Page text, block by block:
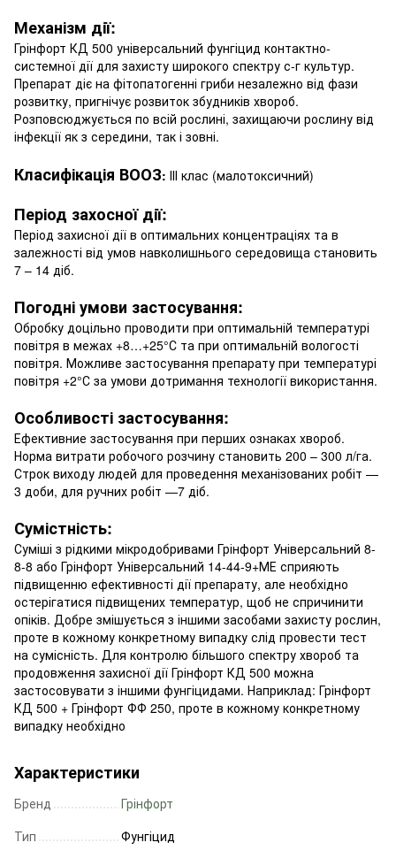
Механізм дії:
Грінфорт КД 500 універсальний фунгіцид контактно-
системної дії для захисту широкого спектру с-г культур.
Препарат діє на фітопатогенні гриби незалежно від фази
розвитку, пригнічує розвиток збудників хвороб.
Розповсюджується по всій рослині, захищаючи рослину від
інфекції як з середини, так і зовні.
Класифікація ВООЗ: ІІІ клас (малотоксичний)
Період захосної дії:
Період захисної дії в оптимальних концентраціях та в
залежності від умов навколишнього середовища становить
7 – 14 діб.
Погодні умови застосування:
Обробку доцільно проводити при оптимальній температурі
повітря в межах +8…+25°С та при оптимальній вологості
повітря. Можливе застосування препарату при температурі
повітря +2°С за умови дотримання технології використання.
Особливості застосування:
Ефективние застосування при перших ознаках хвороб.
Норма витрати робочого розчину становить 200 – 300 л/га.
Строк виходу людей для проведення механізованих робіт —
3 доби, для ручних робіт —7 діб.
Сумістність:
Суміші з рідкими мікродобривами Грінфорт Універсальний 8-
8-8 або Грінфорт Універсальний 14-44-9+МЕ сприяють
підвищенню ефективності дії препарату, але необхідно
остерігатися підвищених температур, щоб не спричинити
опіків. Добре змішується з іншими засобами захисту рослин,
проте в кожному конкретному випадку слід провести тест
на сумісність. Для контролю більшого спектру хвороб та
продовження захисної дії Грінфорт КД 500 можна
застосовувати з іншими фунгіцидами. Наприклад: Грінфорт
КД 500 + Грінфорт ФФ 250, проте в кожному конкретному
випадку необхідно
Характеристики
Бренд
Грінфорт
Тип
Фунгіцид